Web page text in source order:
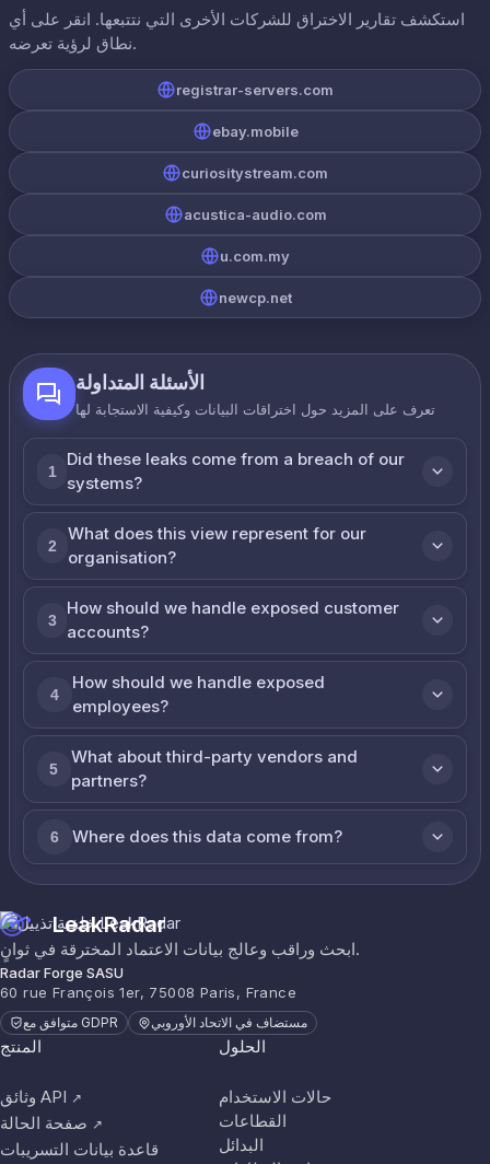
استكشف تقارير الاختراق للشركات الأخرى التي نتتبعها. انقر على أي
نطاق لرؤية تعرضه.
registrar-servers.com
ebay.mobile
curiositystream.com
acustica-audio.com
u.com.my
newcp.net
الأسئلة المتداولة
تعرف على المزيد حول اختراقات البيانات وكيفية الاستجابة لها
1
Did these leaks come from a breach of our
systems?
2
What does this view represent for our
organisation?
3
How should we handle exposed customer
accounts?
4
How should we handle exposed
employees?
5
What about third-party vendors and
partners?
6 Where does this data come from?
LeakRadar
ابحث وراقب وعالج بيانات الاعتماد المخترقة في ثوانٍ.
Radar Forge SASU
60 rue François 1er, 75008 Paris, France
متوافق مع GDPR مستضاف في الاتحاد الأوروبي
المنتج
وثائق API ↗
صفحة الحالة ↗
قاعدة بيانات التسريبات
الحلول
حالات الاستخدام
القطاعات
البدائل